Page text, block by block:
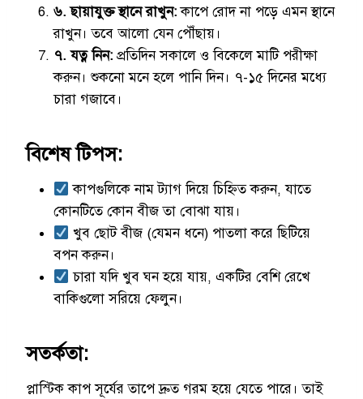
৬. ছায়াযুক্ত স্থানে রাখুন:কাপে রোদ না পড়ে এমন স্থানে
রাখুন। তবে আলো যেন পৌঁছায়।
৭. যত্ন নিন: প্রতিদিন সকালে ও বিকেলে মাটি পরীক্ষা
করুন। শুকনো মনে হলে পানি দিন। ৭-১৫ দিনের মধ্যে
চারা গজাবে।
বিশেষ টিপস:
কাপগুলিকে নাম ট্যাগ দিয়ে চিহ্নিত করুন, যাতে
কোনটিতে কোন বীজ তা বোঝা যায়।
খুব ছোট বীজ (যেমন ধনে) পাতলা করে ছিটিয়ে
বপন করুন।
চারা যদি খুব ঘন হয়ে যায়, একটির বেশি রেখে
বাকিগুলো সরিয়ে ফেলুন।
সতর্কতা:
প্লাস্টিক কাপ সূর্যের তাপে দ্রুত গরম হয়ে যেতে পারে। তাই